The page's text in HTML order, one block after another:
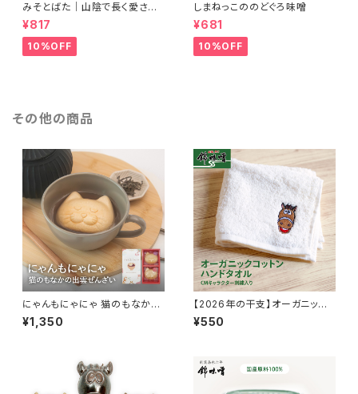
みそとばた｜山陰で長く愛され
続けている錦味噌とバターで料
理に便利なみそバターができま
した
¥817
10%OFF
しまねっこののどぐろ味噌
¥681
10%OFF
その他の商品
にゃんもにゃにゃ 猫のもなかの
出雲ぜんざい
¥1,350
【2026年の干支】オーガニック
コットンハンドタオル【午年】
¥550